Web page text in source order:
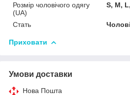
Розмір чоловічого одягу
(UA)
S, M,
Стать
Приховати
Умови доставки
Нова Пошта